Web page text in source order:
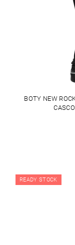
BOTY NEW
READY STOCK